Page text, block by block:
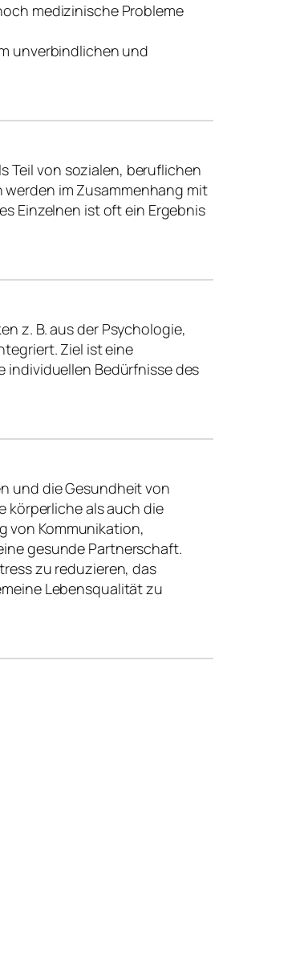
medizinische Probleme
unverbindlichen und
Teil von sozialen, beruflichen
im Zusammenhang mit
Einzelnen ist oft ein Ergebnis
z. B. aus der Psychologie,
Ziel ist eine
individuellen Bedürfnisse des
und die Gesundheit von
körperliche als auch die
von Kommunikation,
gesunde Partnerschaft.
zu reduzieren, das
Lebensqualität zu